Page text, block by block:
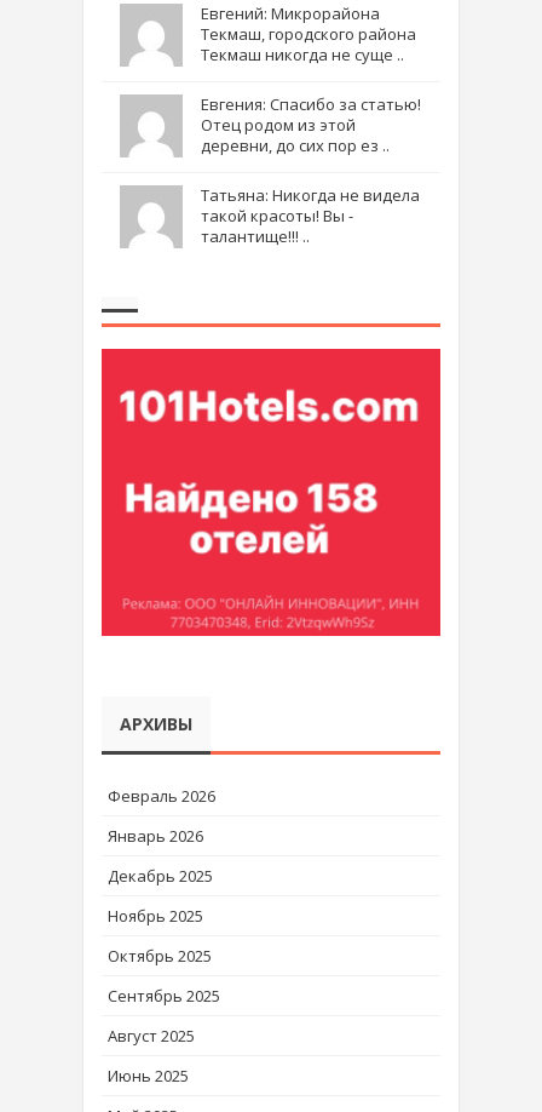
Евгений: Микрорайона
Текмаш, городского района
Текмаш никогда не суще ..
Евгения: Спасибо за статью!
Отец родом из этой
деревни, до сих пор ез ..
Татьяна: Никогда не видела
такой красоты! Вы -
талантище!!! ..
АРХИВЫ
Февраль 2026
Январь 2026
Декабрь 2025
Ноябрь 2025
Октябрь 2025
Сентябрь 2025
Август 2025
Июнь 2025